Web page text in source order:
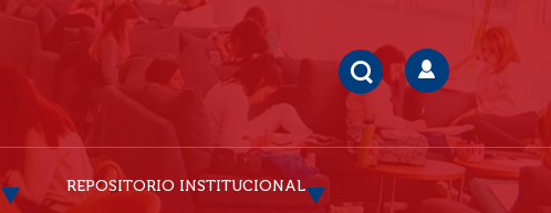
REPOSITORIO INSTITUCIONAL